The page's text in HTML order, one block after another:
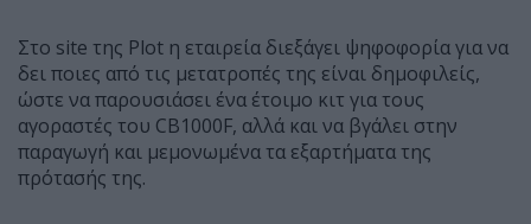
Στο site της Plot η εταιρεία διεξάγει ψηφοφορία για να
δει ποιες από τις μετατροπές της είναι δημοφιλείς,
ώστε να παρουσιάσει ένα έτοιμο κιτ για τους
αγοραστές του CB1000F, αλλά και να βγάλει στην
παραγωγή και μεμονωμένα τα εξαρτήματα της
πρότασής της.